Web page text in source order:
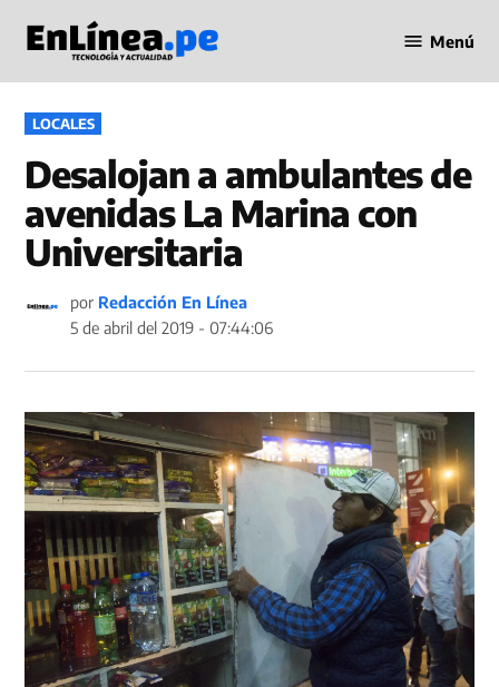
contenido
en Línea
Menú
PUBLICADO
EN
LOCALES
Desalojan a ambulantes de
avenidas La Marina con
Universitaria
por Redacción En Línea
5 de abril del 2019 - 07:44:06